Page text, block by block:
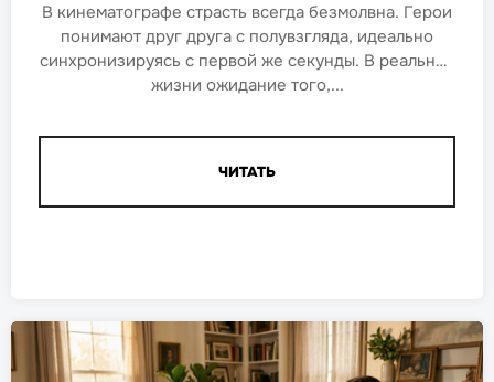
В кинематографе страсть всегда безмолвна. Герои
понимают друг друга с полувзгляда, идеально
синхронизируясь с первой же секунды. В реальной
жизни ожидание того,...
ЧИТАТЬ